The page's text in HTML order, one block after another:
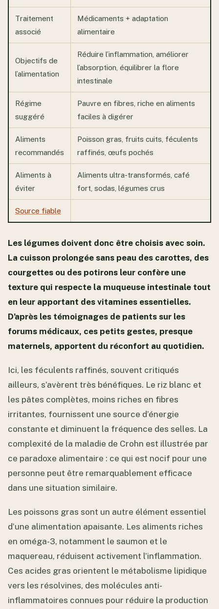
Traitement
associé
Médicaments + adaptation
alimentaire
Objectifs de
l’alimentation
Réduire l’inflammation, améliorer
l’absorption, équilibrer la flore
intestinale
Régime
suggéré
Pauvre en fibres, riche en aliments
faciles à digérer
Aliments
recommandés
Poisson gras, fruits cuits, féculents
raffinés, œufs pochés
Aliments à
éviter
Aliments ultra-transformés, café
fort, sodas, légumes crus
Source fiable
Les légumes doivent donc être choisis avec soin.
La cuisson prolongée sans peau des carottes, des
courgettes ou des potirons leur confère une
texture qui respecte la muqueuse intestinale tout
en leur apportant des vitamines essentielles.
D’après les témoignages de patients sur les
forums médicaux, ces petits gestes, presque
maternels, apportent du réconfort au quotidien.
Ici, les féculents raffinés, souvent critiqués
ailleurs, s’avèrent très bénéfiques. Le riz blanc et
les pâtes complètes, moins riches en fibres
irritantes, fournissent une source d’énergie
constante et diminuent la fréquence des selles. La
complexité de la maladie de Crohn est illustrée par
ce paradoxe alimentaire : ce qui est nocif pour une
personne peut être remarquablement efficace
dans une situation similaire.
Les poissons gras sont un autre élément essentiel
d’une alimentation apaisante. Les aliments riches
en oméga-3, notamment le saumon et le
maquereau, réduisent activement l’inflammation.
Ces acides gras orientent le métabolisme lipidique
vers les résolvines, des molécules anti-
inflammatoires connues pour réduire la production